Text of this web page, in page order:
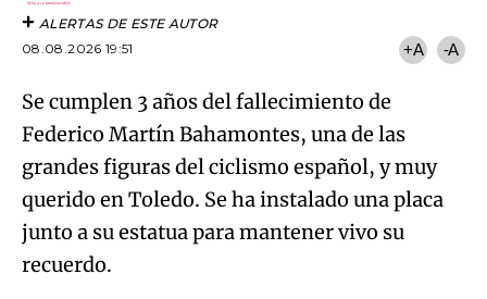
ALERTAS DE ESTE AUTOR
08.08.2026 19:51
+A -A
Se cumplen 3 años del fallecimiento de
Federico Martín Bahamontes, una de las
grandes figuras del ciclismo español, y muy
querido en Toledo. Se ha instalado una placa
junto a su estatua para mantener vivo su
recuerdo.